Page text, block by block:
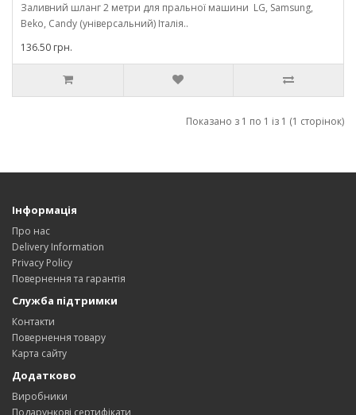
Заливний шланг 2 метри для пральної машини LG, Samsung,
Beko, Candy (універсальний) Італія..
136.50 грн.
Показано з 1 по 1 із 1 (1 сторінок)
Інформація
Про нас
Delivery Information
Privacy Policy
Повернення та гарантія
Служба підтримки
Контакти
Повернення товару
Карта сайту
Додатково
Виробники
Подарункові сертифікати